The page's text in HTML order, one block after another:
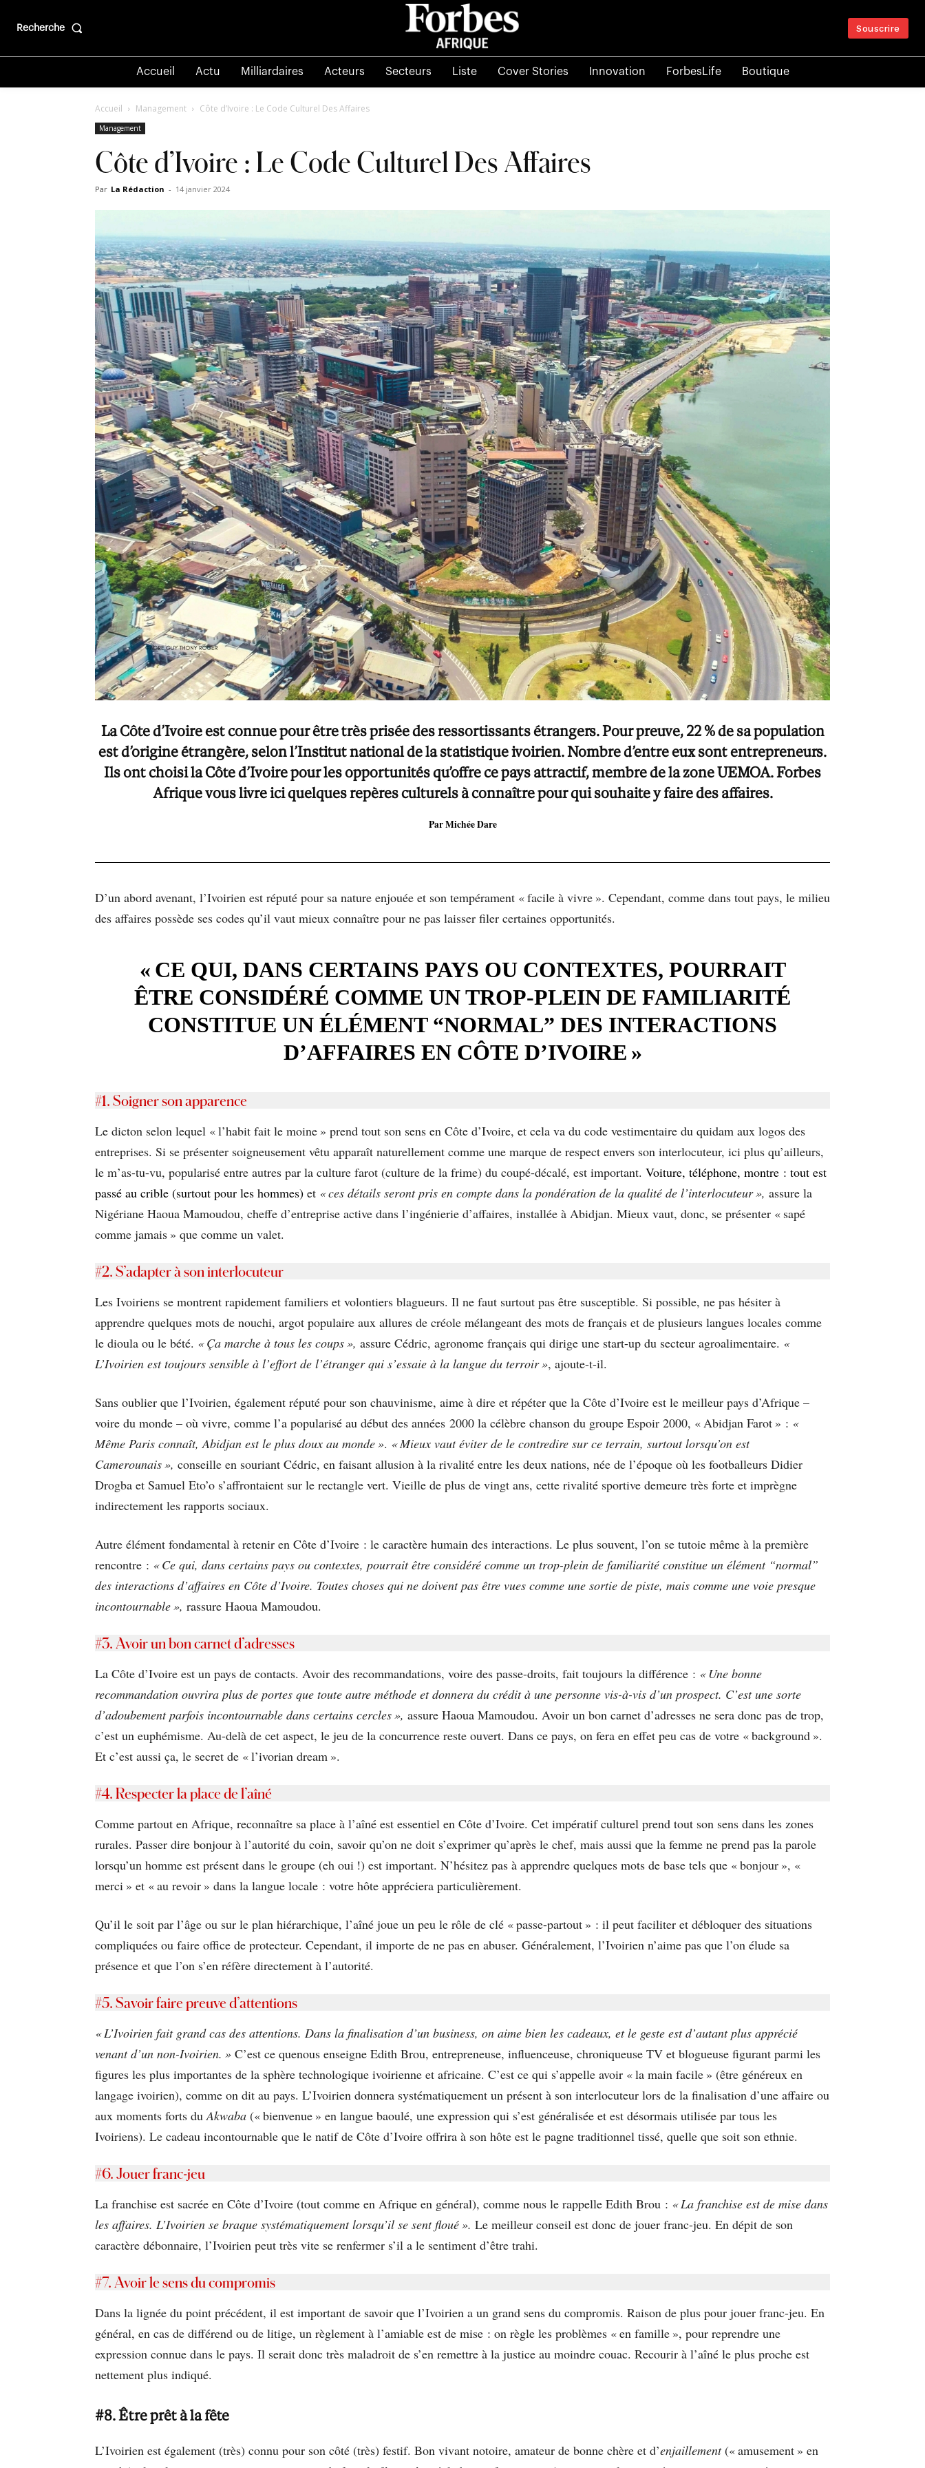
Recherche Souscrire
Accueil Actu Milliardaires Acteurs Secteurs Liste Cover Stories Innovation ForbesLife Boutique
Accueil Management Côte d’Ivoire : Le Code Culturel Des Affaires
Management
Côte d’Ivoire : Le Code Culturel Des Affaires
Par La Rédaction - 14 janvier 2024
La Côte d’Ivoire est connue pour être très prisée des ressortissants étrangers. Pour preuve, 22 % de sa population
est d’origine étrangère, selon l’Institut national de la statistique ivoirien. Nombre d’entre eux sont entrepreneurs.
Ils ont choisi la Côte d’Ivoire pour les opportunités qu’offre ce pays attractif, membre de la zone UEMOA. Forbes
Afrique vous livre ici quelques repères culturels à connaître pour qui souhaite y faire des affaires.
Par Michée Dare
D’un abord avenant, l’Ivoirien est réputé pour sa nature enjouée et son tempérament « facile à vivre ». Cependant, comme dans tout pays, le milieu
des affaires possède ses codes qu’il vaut mieux connaître pour ne pas laisser filer certaines opportunités.
« CE QUI, DANS CERTAINS PAYS OU CONTEXTES, POURRAIT
ÊTRE CONSIDÉRÉ COMME UN TROP-PLEIN DE FAMILIARITÉ
CONSTITUE UN ÉLÉMENT “NORMAL” DES INTERACTIONS
D’AFFAIRES EN CÔTE D’IVOIRE »
#1. Soigner son apparence
Le dicton selon lequel « l’habit fait le moine » prend tout son sens en Côte d’Ivoire, et cela va du code vestimentaire du quidam aux logos des
entreprises. Si se présenter soigneusement vêtu apparaît naturellement comme une marque de respect envers son interlocuteur, ici plus qu’ailleurs,
le m’as-tu-vu, popularisé entre autres par la culture farot (culture de la frime) du coupé-décalé, est important. Voiture, téléphone, montre : tout est
passé au crible (surtout pour les hommes) et « ces détails seront pris en compte dans la pondération de la qualité de l’interlocuteur », assure la
Nigériane Haoua Mamoudou, cheffe d’entreprise active dans l’ingénierie d’affaires, installée à Abidjan. Mieux vaut, donc, se présenter « sapé
comme jamais » que comme un valet.
#2. S’adapter à son interlocuteur
Les Ivoiriens se montrent rapidement familiers et volontiers blagueurs. Il ne faut surtout pas être susceptible. Si possible, ne pas hésiter à
apprendre quelques mots de nouchi, argot populaire aux allures de créole mélangeant des mots de français et de plusieurs langues locales comme
le dioula ou le bété. « Ça marche à tous les coups », assure Cédric, agronome français qui dirige une start-up du secteur agroalimentaire. «
L’Ivoirien est toujours sensible à l’effort de l’étranger qui s’essaie à la langue du terroir », ajoute-t-il.
Sans oublier que l’Ivoirien, également réputé pour son chauvinisme, aime à dire et répéter que la Côte d’Ivoire est le meilleur pays d’Afrique –
voire du monde – où vivre, comme l’a popularisé au début des années 2000 la célèbre chanson du groupe Espoir 2000, « Abidjan Farot » : «
Même Paris connaît, Abidjan est le plus doux au monde ». « Mieux vaut éviter de le contredire sur ce terrain, surtout lorsqu’on est
Camerounais », conseille en souriant Cédric, en faisant allusion à la rivalité entre les deux nations, née de l’époque où les footballeurs Didier
Drogba et Samuel Eto’o s’affrontaient sur le rectangle vert. Vieille de plus de vingt ans, cette rivalité sportive demeure très forte et imprègne
indirectement les rapports sociaux.
Autre élément fondamental à retenir en Côte d’Ivoire : le caractère humain des interactions. Le plus souvent, l’on se tutoie même à la première
rencontre : « Ce qui, dans certains pays ou contextes, pourrait être considéré comme un trop-plein de familiarité constitue un élément “normal”
des interactions d’affaires en Côte d’Ivoire. Toutes choses qui ne doivent pas être vues comme une sortie de piste, mais comme une voie presque
incontournable », rassure Haoua Mamoudou.
#3. Avoir un bon carnet d’adresses
La Côte d’Ivoire est un pays de contacts. Avoir des recommandations, voire des passe-droits, fait toujours la différence : « Une bonne
recommandation ouvrira plus de portes que toute autre méthode et donnera du crédit à une personne vis-à-vis d’un prospect. C’est une sorte
d’adoubement parfois incontournable dans certains cercles », assure Haoua Mamoudou. Avoir un bon carnet d’adresses ne sera donc pas de trop,
c’est un euphémisme. Au-delà de cet aspect, le jeu de la concurrence reste ouvert. Dans ce pays, on fera en effet peu cas de votre « background ».
Et c’est aussi ça, le secret de « l’ivorian dream ».
#4. Respecter la place de l’aîné
Comme partout en Afrique, reconnaître sa place à l’aîné est essentiel en Côte d’Ivoire. Cet impératif culturel prend tout son sens dans les zones
rurales. Passer dire bonjour à l’autorité du coin, savoir qu’on ne doit s’exprimer qu’après le chef, mais aussi que la femme ne prend pas la parole
lorsqu’un homme est présent dans le groupe (eh oui !) est important. N’hésitez pas à apprendre quelques mots de base tels que « bonjour », «
merci » et « au revoir » dans la langue locale : votre hôte appréciera particulièrement.
Qu’il le soit par l’âge ou sur le plan hiérarchique, l’aîné joue un peu le rôle de clé « passe-partout » : il peut faciliter et débloquer des situations
compliquées ou faire office de protecteur. Cependant, il importe de ne pas en abuser. Généralement, l’Ivoirien n’aime pas que l’on élude sa
présence et que l’on s’en réfère directement à l’autorité.
#5. Savoir faire preuve d’attentions
« L’Ivoirien fait grand cas des attentions. Dans la finalisation d’un business, on aime bien les cadeaux, et le geste est d’autant plus apprécié
venant d’un non-Ivoirien. » C’est ce quenous enseigne Edith Brou, entrepreneuse, influenceuse, chroniqueuse TV et blogueuse figurant parmi les
figures les plus importantes de la sphère technologique ivoirienne et africaine. C’est ce qui s’appelle avoir « la main facile » (être généreux en
langage ivoirien), comme on dit au pays. L’Ivoirien donnera systématiquement un présent à son interlocuteur lors de la finalisation d’une affaire ou
aux moments forts du Akwaba (« bienvenue » en langue baoulé, une expression qui s’est généralisée et est désormais utilisée par tous les
Ivoiriens). Le cadeau incontournable que le natif de Côte d’Ivoire offrira à son hôte est le pagne traditionnel tissé, quelle que soit son ethnie.
#6. Jouer franc-jeu
La franchise est sacrée en Côte d’Ivoire (tout comme en Afrique en général), comme nous le rappelle Edith Brou : « La franchise est de mise dans
les affaires. L’Ivoirien se braque systématiquement lorsqu’il se sent floué ». Le meilleur conseil est donc de jouer franc-jeu. En dépit de son
caractère débonnaire, l’Ivoirien peut très vite se renfermer s’il a le sentiment d’être trahi.
#7. Avoir le sens du compromis
Dans la lignée du point précédent, il est important de savoir que l’Ivoirien a un grand sens du compromis. Raison de plus pour jouer franc-jeu. En
général, en cas de différend ou de litige, un règlement à l’amiable est de mise : on règle les problèmes « en famille », pour reprendre une
expression connue dans le pays. Il serait donc très maladroit de s’en remettre à la justice au moindre couac. Recourir à l’aîné le plus proche est
nettement plus indiqué.
#8. Être prêt à la fête
L’Ivoirien est également (très) connu pour son côté (très) festif. Bon vivant notoire, amateur de bonne chère et d’enjaillement(« amusement » en